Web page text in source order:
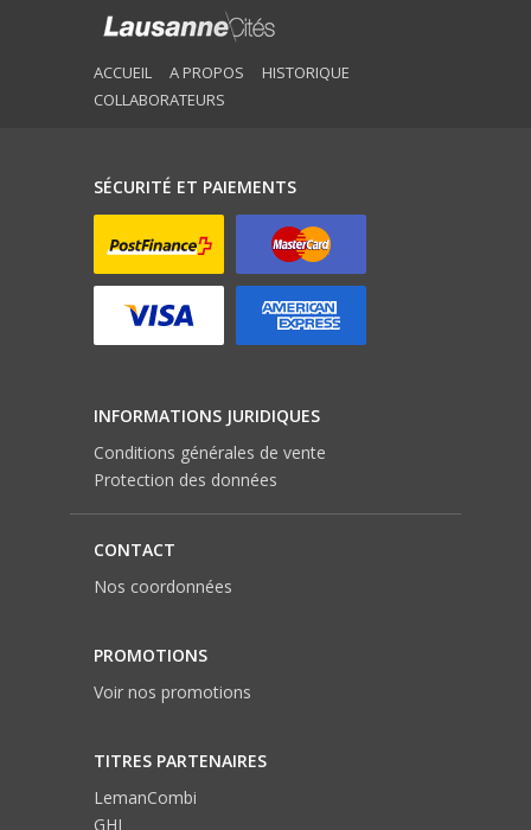
ACCUEIL A PROPOS
HISTORIQUE
COLLABORATEURS
SÉCURITÉ ET PAIEMENTS
INFORMATIONS JURIDIQUES
Conditions générales de vente
Protection des données
CONTACT
Nos coordonnées
PROMOTIONS
Voir nos promotions
TITRES PARTENAIRES
LemanCombi
GHI